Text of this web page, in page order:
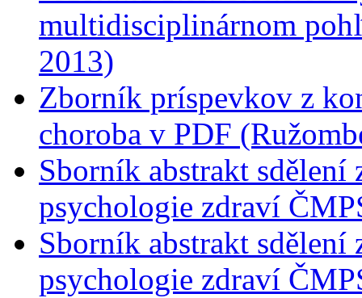
multidisciplinárnom
2013)
Zborník príspevkov z
choroba v PDF
Sborník abstrakt sdělení
psychologie zdraví
Sborník abstrakt sdělení
psychologie zdraví